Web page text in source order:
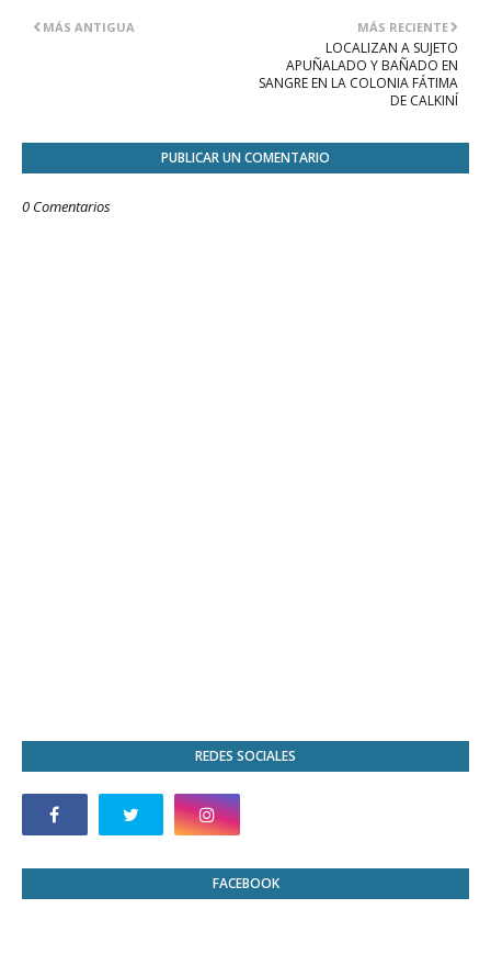
MÁS RECIENTE
LOCALIZAN A SUJETO
APUÑALADO Y BAÑADO EN
SANGRE EN LA COLONIA FÁTIMA
DE CALKINÍ
MÁS ANTIGUA
PUBLICAR UN COMENTARIO
0 Comentarios
REDES SOCIALES
FACEBOOK